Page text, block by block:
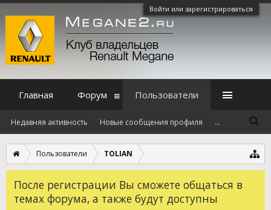
Войти или зарегистрироваться
Пользователи TOLIAN
После регистрации Вы сможете общаться в
темах форума, а также будут доступны
Главная Форум Пользователи
Недавняя активность Новые сообщения профиля ...